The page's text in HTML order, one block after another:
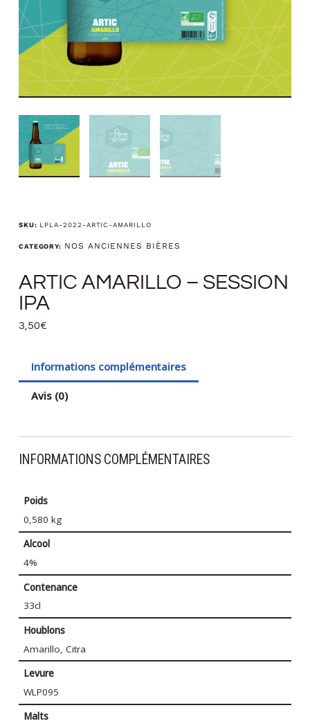
SKU: LPLA-2022-ARTIC-AMARILLO
CATEGORY: NOS ANCIENNES BIÈRES
ARTIC AMARILLO – SESSION
IPA
3,50€
Informations complémentaires
Avis (0)
INFORMATIONS COMPLÉMENTAIRES
Poids
0,580 kg
Alcool
4%
Contenance
33cl
Houblons
Amarillo, Citra
Levure
WLP095
Malts